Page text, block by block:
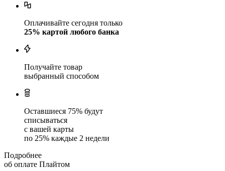
Оплачивайте сегодня только
25% картой любого банка
Получайте товар
выбранный способом
Оставшиеся 75% будут
списываться
с вашей карты
по 25% каждые 2 недели
Подробнее
об оплате Плайтом